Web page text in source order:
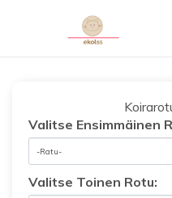
Valitse Ensimmäinen
Valitse Toinen Rotu: